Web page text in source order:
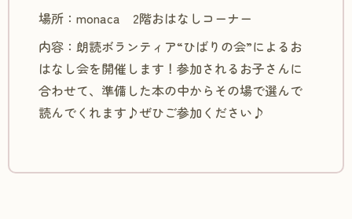
場所：monaca 2階おはなしコーナー
内容：朗読ボランティア“ひばりの会”によるお
はなし会を開催します！参加されるお子さんに
合わせて、準備した本の中からその場で選んで
読んでくれます♪ぜひご参加ください♪